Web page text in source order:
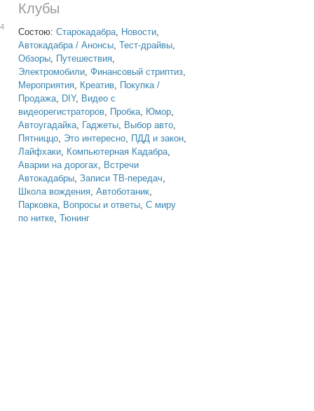
Клубы
Состою: Старокадабра, Новости,
Автокадабра / Анонсы, Тест-драйвы,
Обзоры, Путешествия,
Электромобили, Финансовый стриптиз,
Мероприятия, Креатив, Покупка /
Продажа, DIY, Видео с
видеорегистраторов, Пробка, Юмор,
Автоугадайка, Гаджеты, Выбор авто,
Пятниццо, Это интересно, ПДД и закон,
Лайфхаки, Компьютерная Кадабра,
Аварии на дорогах, Встречи
Автокадабры, Записи ТВ-передач,
Школа вождения, Автоботаник,
Парковка, Вопросы и ответы, С миру
по нитке, Тюнинг